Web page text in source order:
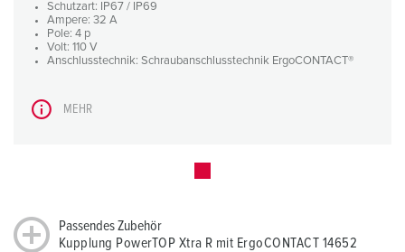
Schutzart: IP67 / IP69
Ampere: 32 A
Pole: 4 p
Volt: 110 V
Anschlusstechnik: Schraubanschlusstechnik ErgoCONTACT®
MEHR
Passendes Zubehör
Kupplung PowerTOP Xtra R mit ErgoCONTACT 14652